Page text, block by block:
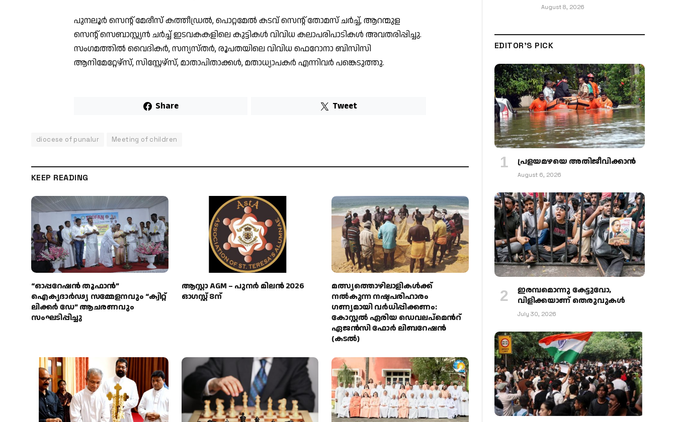
പുനലൂർ സെന്റ് മേരീസ് കത്തീഡ്രൽ, പൊറ്റമേൽ കടവ് സെന്റ് തോമസ് ചർച്ച്, ആറന്മുള
സെന്റ് സെബാസ്റ്റ്യൻ ചർച്ച് ഇടവകകളിലെ കുട്ടികൾ വിവിധ കലാപരിപാടികൾ അവതരിപ്പിച്ചു.
സംഗമത്തിൽ വൈദികർ, സന്യസ്തർ, രൂപതയിലെ വിവിധ ഫെറോനാ ബിസിസി
ആനിമേറ്റേഴ്സ്, സിസ്റ്റേഴ്സ്, മാതാപിതാക്കൾ, മതാധ്യാപകർ എന്നിവർ പങ്കെടുത്തു.
Share Tweet
diocese of punalur Meeting of children
KEEP READING
“ഓപ്പറേഷൻ തൂഫാൻ”
ഐക്യദാർഢ്യ സമ്മേളനവും “ക്വിറ്റ്
ലിക്കർ ഡേ” ആചരണവും
സംഘടിപ്പിച്ചു
ആസ്റ്റാ AGM – പുനർ മിലൻ 2026
ഓഗസ്റ്റ് 8ന്
മത്സ്യത്തൊഴിലാളികള്‍ക്ക്
നല്‍കുന്ന നഷ്ടപരിഹാരം
ഗണ്യമായി വര്‍ധിപ്പിക്കണം:
കോസ്റ്റല്‍ ഏരിയ ഡെവലപ്മെന്‍റ്
ഏജന്‍സി ഫോര്‍ ലിബറേഷന്‍
(കടല്‍)
August 8, 2026
EDITOR'S PICK
പ്രളയമഴയെ അതിജീവിക്കാന്‍
August 6, 2026
ഇരമ്പമൊന്നു കേട്ടുവോ,
വിളിക്കയാണ് തെരുവുകള്‍
July 30, 2026